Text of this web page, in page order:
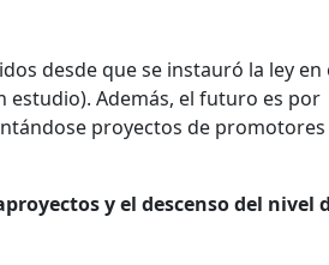
desde que se instauró la ley en
estudio). Además, el futuro es por
proyectos de promotores
y el descenso del nivel